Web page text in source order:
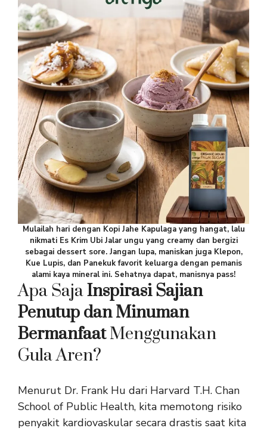
Mulailah hari dengan Kopi Jahe Kapulaga yang hangat, lalu
nikmati Es Krim Ubi Jalar ungu yang creamy dan bergizi
sebagai dessert sore. Jangan lupa, maniskan juga Klepon,
Kue Lupis, dan Panekuk favorit keluarga dengan pemanis
alami kaya mineral ini. Sehatnya dapat, manisnya pass!
Apa SajaInspirasi Sajian
Penutup dan Minuman
BermanfaatMenggunakan
Gula Aren?
Menurut Dr. Frank Hu dari Harvard T.H. Chan
School of Public Health, kita memotong risiko
penyakit kardiovaskular secara drastis saat kita